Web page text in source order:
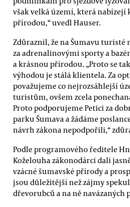
však velká území, která nabízejí
přírodou,“ uvedl Hauser.
Zdůraznil, že na Šumavu turisté
za adrenalinovými sporty a
a krásnou přírodou. „Proto se
výhodou je stálá klientela. Za
považujeme co nejrozsáhlejší
turistům, ovšem zcela
Proto podporujeme Petici za
parku Šumava a žádáme
návrh zákona nepodpořili,“
Podle programového ředitele
Koželouha zákonodárci dali
vzácné šumavské přírody a
jsou důležitější než zájmy
dřevorubců a na ně navázaných